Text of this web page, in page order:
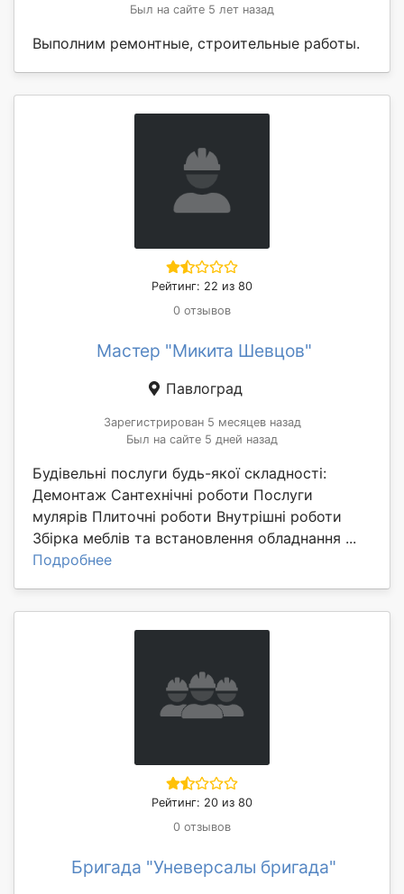
Был на сайте 5 лет назад
Выполним ремонтные, строительные работы.
Рейтинг: 22 из 80
0 отзывов
Мастер "Микита Шевцов"
Павлоград
Зарегистрирован 5 месяцев назад
Был на сайте 5 дней назад
Будівельні послуги будь-якої складності:
Демонтаж Сантехнічні роботи Послуги
мулярів Плиточні роботи Внутрішні роботи
Збірка меблів та встановлення обладнання ...
Подробнее
Рейтинг: 20 из 80
0 отзывов
Бригада "Уневерсалы бригада"